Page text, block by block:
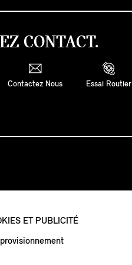
CONTACT.
Contactez Nous Essai Routier
ET PUBLICITÉ